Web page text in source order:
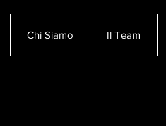
Chi Siamo Il Team